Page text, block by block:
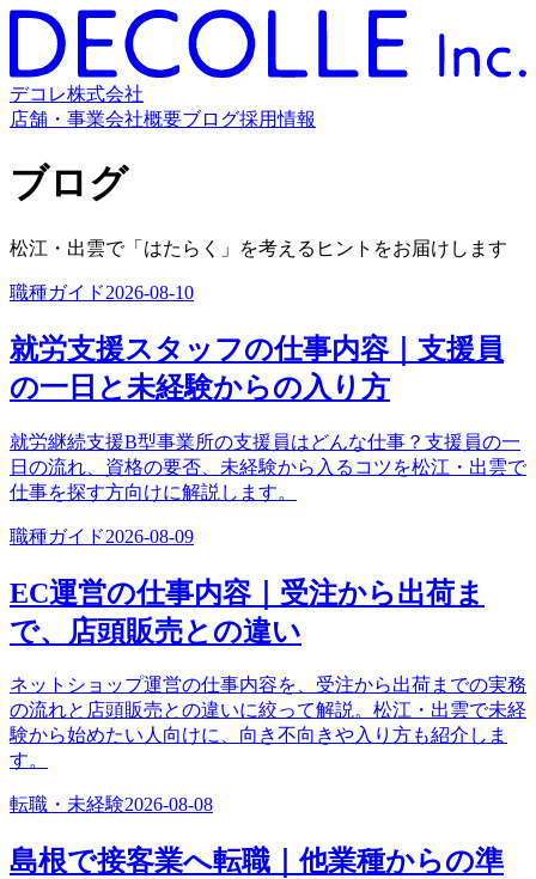
デコレ株式会社
店舗・事業会社概要ブログ採用情報
ブログ
松江・出雲で「はたらく」を考えるヒントをお届けします
職種ガイド2026-08-10
就労支援スタッフの仕事内容｜支援員
の一日と未経験からの入り方
就労継続支援B型事業所の支援員はどんな仕事？支援員の一
日の流れ、資格の要否、未経験から入るコツを松江・出雲で
仕事を探す方向けに解説します。
職種ガイド2026-08-09
EC運営の仕事内容｜受注から出荷ま
で、店頭販売との違い
ネットショップ運営の仕事内容を、受注から出荷までの実務
の流れと店頭販売との違いに絞って解説。松江・出雲で未経
験から始めたい人向けに、向き不向きや入り方も紹介しま
す。
転職・未経験2026-08-08
島根で接客業へ転職｜他業種からの準